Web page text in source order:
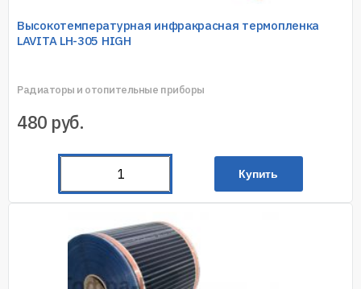
Высокотемпературная инфракрасная термопленка
LAVITA LH-305 HIGH
Радиаторы и отопительные приборы
480 руб.
Купить